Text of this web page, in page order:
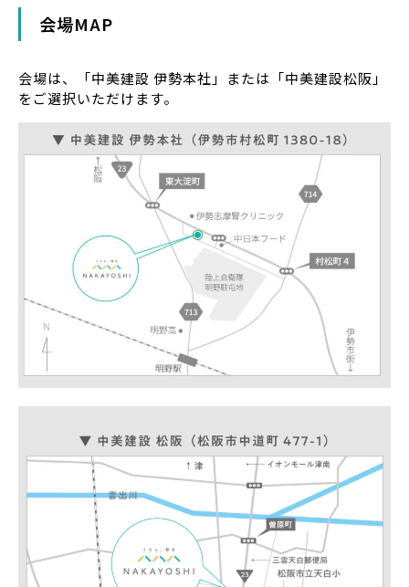
会場MAP
会場は、「中美建設 伊勢本社」または「中美建設松阪」
をご選択いただけます。